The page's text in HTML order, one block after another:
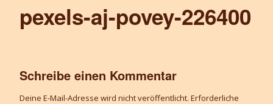
pexels-aj-povey-226400
Schreibe einen Kommentar
Deine E-Mail-Adresse wird nicht veröffentlicht. Erforderliche